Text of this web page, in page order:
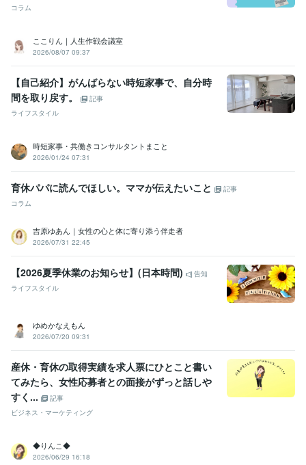
コラム
ここりん｜人生作戦会議室
2026/08/07 09:37
【自己紹介】がんばらない時短家事で、自分時
間を取り戻す。
記事
ライフスタイル
時短家事・共働きコンサルタントまこと
2026/01/24 07:31
育休パパに読んでほしい。ママが伝えたいこと
記事
コラム
吉原ゆあん｜女性の心と体に寄り添う伴走者
2026/07/31 22:45
【2026夏季休業のお知らせ】(日本時間)
告知
ライフスタイル
ゆめかなえもん
2026/07/20 09:31
産休・育休の取得実績を求人票にひとこと書い
てみたら、女性応募者との面接がずっと話しや
すく...
記事
ビジネス・マーケティング
◆りんこ◆
2026/06/29 16:18